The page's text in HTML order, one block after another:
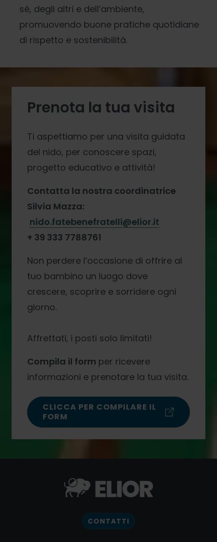
sé, degli altri e dell’ambiente,
promuovendo buone pratiche quotidiane
di rispetto e sostenibilità.
Prenota la tua visita
Ti aspettiamo per una visita guidata
del nido, per conoscere spazi,
progetto educativo e attività!
Contatta la nostra coordinatrice
Silvia Mazza:
nido.fatebenefratelli@elior.it
+ 39 333 7788761
Non perdere l’occasione di offrire al
tuo bambino un luogo dove
crescere, scoprire e sorridere ogni
giorno.
Affrettati, i posti solo limitati!
Compila il form per ricevere
informazioni e prenotare la tua visita.
CLICCA PER COMPILARE IL
FORM
CONTATTI